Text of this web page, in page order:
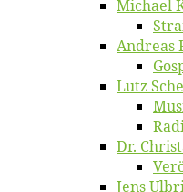
Mi­cha­el
An­dre­as
Lutz
Dr.
Jens